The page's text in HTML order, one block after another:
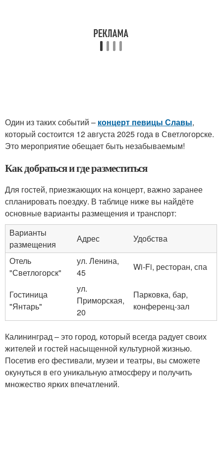
Один из таких событий – концерт певицы Славы,
который состоится 12 августа 2025 года в Светлогорске.
Это мероприятие обещает быть незабываемым!
Как добраться и где разместиться
Для гостей, приезжающих на концерт, важно заранее
спланировать поездку. В таблице ниже вы найдёте
основные варианты размещения и транспорт:
Варианты
размещения
Адрес
Удобства
Отель
"Светлогорск"
ул. Ленина,
45
Wi-Fi, ресторан, спа
Гостиница
"Янтарь"
ул.
Приморская,
20
Парковка, бар,
конференц-зал
Калининград – это город, который всегда радует своих
жителей и гостей насыщенной культурной жизнью.
Посетив его фестивали, музеи и театры, вы сможете
окунуться в его уникальную атмосферу и получить
множество ярких впечатлений.